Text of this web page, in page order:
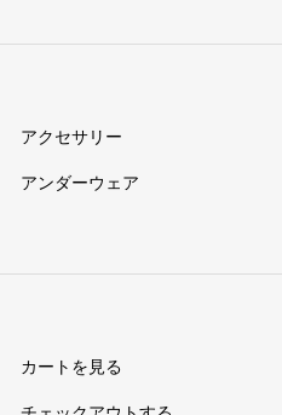
アクセサリー
アンダーウェア
カートを見る